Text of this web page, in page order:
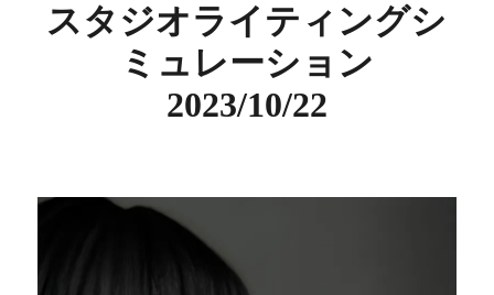
スタジオライティングシ
ミュレーション
2023/10/22